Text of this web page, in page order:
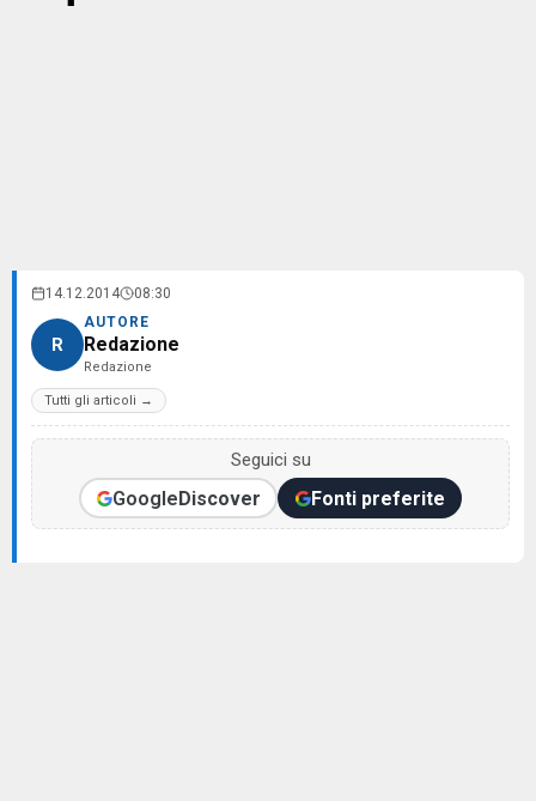
14.12.2014 08:30
R
AUTORE
Redazione
Redazione
Tutti gli articoli →
Seguici su
GoogleDiscover Fonti preferite